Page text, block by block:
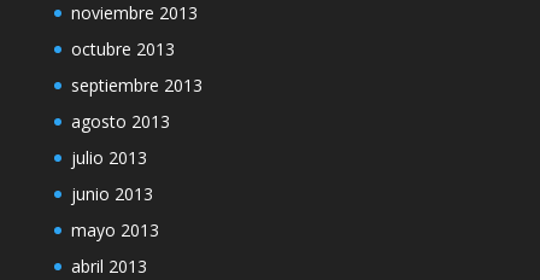
noviembre 2013
octubre 2013
septiembre 2013
agosto 2013
julio 2013
junio 2013
mayo 2013
abril 2013